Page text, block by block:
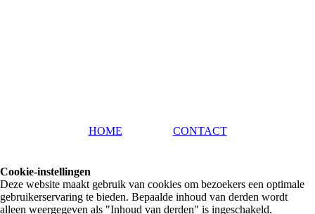
HOME CONTACT
Cookie-instellingen
Deze website maakt gebruik van cookies om bezoekers een optimale
gebruikerservaring te bieden. Bepaalde inhoud van derden wordt
alleen weergegeven als "Inhoud van derden" is ingeschakeld.